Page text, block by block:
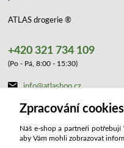
ATLAS drogerie ®
+420 321 734 109
(Po - Pá, 8:00 - 15:30)
info@atlashop.cz
Zpracování cookies
Náš e-shop a partneři potřebují
aby Vám mohli zobrazovat